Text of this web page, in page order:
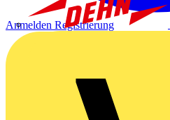
Anmelden Registrierung